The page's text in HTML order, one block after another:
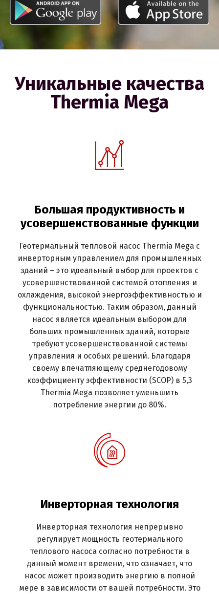
Уникальные качества
Thermia Mega
Большая продуктивность и
усовершенствованные функции
Геотермальный тепловой насос Thermia Mega с
инверторным управлением для промышленных
зданий – это идеальный выбор для проектов с
усовершенствованной системой отопления и
охлаждения, высокой энергоэффективностью и
функциональностью. Таким образом, данный
насос является идеальным выбором для
больших промышленных зданий, которые
требуют усовершенствованной системы
управления и особых решений. Благодаря
своему впечатляющему среднегодовому
коэффициенту эффективности (SCOP) в 5,3
Thermia Mega позволяет уменьшить
потребление энергии до 80%.
Инверторная технология
Инверторная технология непрерывно
регулирует мощность геотермального
теплового насоса согласно потребности в
данный момент времени, что означает, что
насос может производить энергию в полной
мере в зависимости от вашей потребности. Это
Eesti Русский